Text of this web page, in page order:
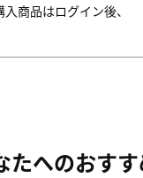
商品はログイン後、
たへのおす